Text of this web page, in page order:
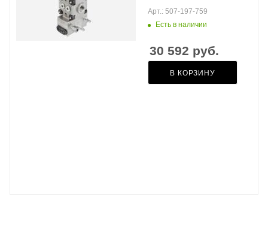
Есть в наличии
Арт.: 507-197-759
30 592 руб.
В КОРЗИНУ